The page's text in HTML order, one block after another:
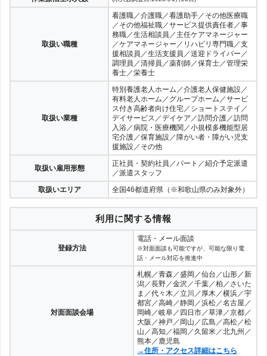
取扱い職種
看護職／介護職／看護助手／その他医療職
／その他福祉職／サービス提供責任者／事
務職／生活相談員／主任ケアマネージャー
／ケアマネージャー／リハビリ専門職／支
援相談員／生活支援員／送迎ドライバー／
調理員／清掃員／薬剤師／保育士／管理栄
養士／栄養士
取扱い業種
特別養護老人ホーム／介護老人保健施設／
有料老人ホーム／グループホーム／サービ
ス付き高齢者向け住宅／ショートステイ／
デイサービス／デイケア／訪問介護／訪問
入浴／病院・医療機関／小規模多機能型居
宅介護／保育施設／障がい者・障がい児支
援施設／その他
取扱い雇用形態
正社員・契約社員／パート／紹介予定派遣
／派遣スタッフ
取扱いエリア
全国46都道府県（※和歌山県のみ対象外）
利用に関する情報
登録方法
電話・メール面談
※対面面談も可能ですが、可能な限り電
話・メール対応を推進中
対面面談会場
札幌／青森／盛岡／仙台／山形／新
潟／長野／金沢／千葉／柏／さいた
ま／代々木／立川／厚木／横浜／宇
都宮／高崎／静岡／浜松／名古屋／
岡崎／岐阜／四日市／草津／京都／
大阪／神戸／岡山／広島／高松／松
山／高知／福岡／久留米／北九州／
熊本／鹿児島
→住所・アクセス詳細はこちら